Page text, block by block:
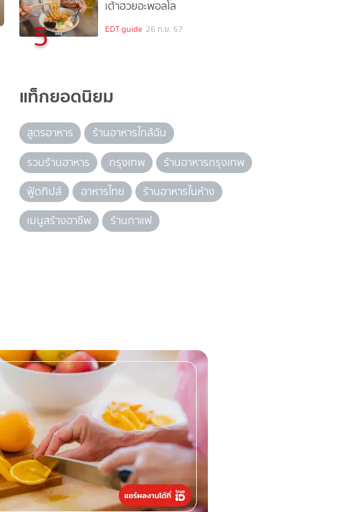
5
เต้าฮวยอะพอลโล
EDT guide 26 ก.ย. 67
แท็กยอดนิยม
สูตรอาหาร
ร้านอาหารใกล้ฉัน
รวมร้านอาหาร
กรุงเทพ
ร้านอาหารกรุงเทพ
ฟู้ดทิปส์
อาหารไทย
ร้านอาหารในห้าง
เมนูสร้างอาชีพ
ร้านกาแฟ